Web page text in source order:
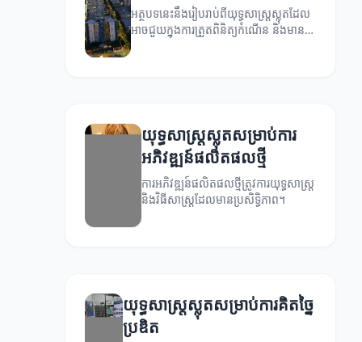
អត្ថបទនេះនឹងរៀបរាប់ពីយុទ្ធសាស្ត្រស្លុតដែល
អាចជួយក្នុងការត្រួតពិនិត្យកំណើន និងមាន
យុទ្ធសាស្ត្រស្លុតសម្រាប់ការ
អភិវឌ្ឍន៍ផលិតផលថ្មី
ការអភិវឌ្ឍន៍ផលិតផលថ្មីត្រូវការយុទ្ធសាស្ត្រ
និងវិធីសាស្ត្រដែលមានប្រសិទ្ធិភាព។
យុទ្ធសាស្ត្រស្លុតសម្រាប់ការគិតច្នៃ
ប្រឌិត